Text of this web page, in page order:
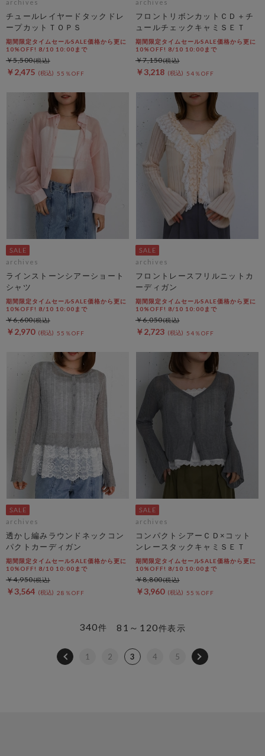
archives
チュールレイヤードタックドレ
ープカットＴＯＰＳ
期間限定タイムセールSALE価格から更に
10%OFF! 8/10 10:00まで
￥2,475 55％OFF
￥5,500
archives
フロントリボンカットＣＤ＋チ
ュールチェックキャミＳＥＴ
期間限定タイムセールSALE価格から更に
10%OFF! 8/10 10:00まで
￥3,218 54％OFF
￥7,150
archives
ラインストーンシアーショート
シャツ
期間限定タイムセールSALE価格から更に
10%OFF! 8/10 10:00まで
￥2,970 55％OFF
￥6,600
archives
フロントレースフリルニットカ
ーディガン
期間限定タイムセールSALE価格から更に
10%OFF! 8/10 10:00まで
￥2,723 54％OFF
￥6,050
archives
透かし編みラウンドネックコン
パクトカーディガン
期間限定タイムセールSALE価格から更に
10%OFF! 8/10 10:00まで
￥3,564 28％OFF
￥4,950
archives
コンパクトシアーＣＤ×コット
ンレースタックキャミＳＥＴ
期間限定タイムセールSALE価格から更に
10%OFF! 8/10 10:00まで
￥3,960 55％OFF
￥8,800
81～120件表示
340件
1 2 3 4 5